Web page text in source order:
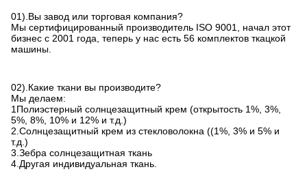
01).Вы завод или торговая компания?
Мы сертифицированный производитель ISO 9001, начал этот
бизнес с 2001 года, теперь у нас есть 56 комплектов ткацкой
машины.
02).Какие ткани вы производите?
Мы делаем:
1Полиэстерный солнцезащитный крем (открытость 1%, 3%,
5%, 8%, 10% и 12% и т.д.)
2.Солнцезащитный крем из стекловолокна ((1%, 3% и 5% и
т.д.)
3.Зебра солнцезащитная ткань
4.Другая индивидуальная ткань.